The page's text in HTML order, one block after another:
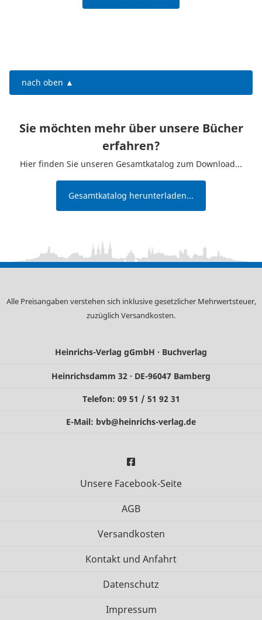
nach oben ▲
Sie möchten mehr über unsere Bücher
erfahren?
Hier finden Sie unseren Gesamtkatalog zum Download...
Gesamtkatalog herunterladen...
Alle Preisangaben verstehen sich inklusive gesetzlicher Mehrwertsteuer,
zuzüglich Versandkosten.
Heinrichs-Verlag gGmbH · Buchverlag
Heinrichsdamm 32 · DE-96047 Bamberg
Telefon: 09 51 / 51 92 31
E-Mail: bvb@heinrichs-verlag.de
Unsere Facebook-Seite
AGB
Versandkosten
Kontakt und Anfahrt
Datenschutz
Impressum